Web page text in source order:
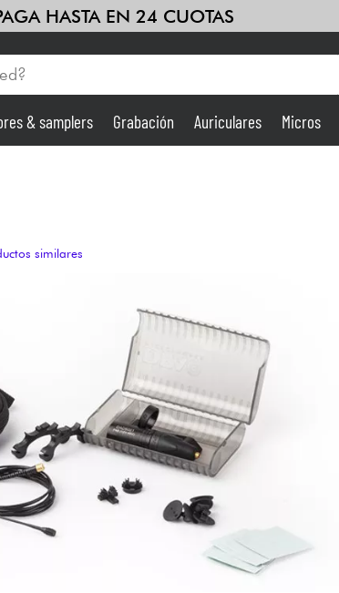
HASTA EN 24 CUOTAS
Batería y percusión
Niños
Bundle
Ver nuestras marcas
& samplers Grabación Auriculares Micros
similares